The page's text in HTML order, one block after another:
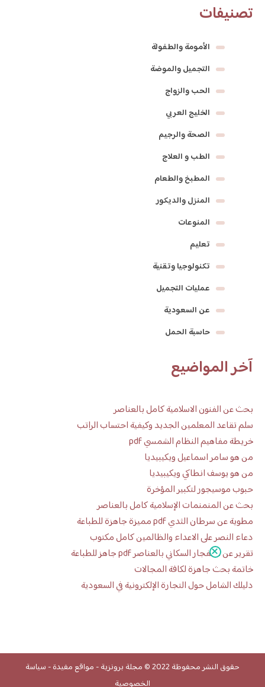
تصنيفات
الأمومة والطفولة
التجميل والموضة
الحب والزواج
الخليج العربي
الصحة والرجيم
الطب و العلاج
المطبخ والطعام
المنزل والديكور
المنوعات
تعليم
تكنولوجيا وتقنية
عمليات التجميل
عن السعودية
حاسبة الحمل
آخر المواضيع
بحث عن الفنون الاسلامية كامل بالعناصر
سلم تقاعد المعلمين الجديد وكيفية احتساب الراتب
خريطة مفاهيم النظام الشمسي pdf
من هو سامر اسماعيل ويكيبيديا
من هو يوسف انطاكي ويكيبيديا
حبوب موسيجور لتكبير المؤخرة
بحث عن المنمنمات الإسلامية كامل بالعناصر
مطوية عن سرطان الثدي pdf مميزة جاهزة للطباعة
دعاء النصر على الاعداء والظالمين كامل مكتوب
تقرير عن الانفجار السكاني بالعناصر pdf جاهز للطباعة
خاتمة بحث جاهزة لكافة المجالات
دليلك الشامل حول التجارة الإلكترونية في السعودية
حقوق النشر محفوظة 2022 © مجلة برونزية-مواقع مفيدة-سياسة
الخصوصية